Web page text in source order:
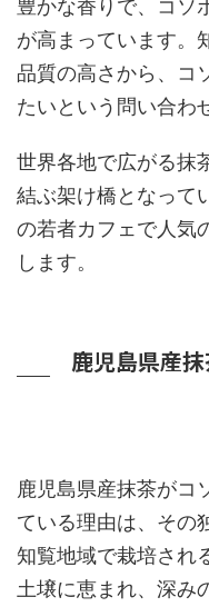
豊かな香りで、コソ
が高まっています。
品質の高さから、コ
たいという問い合わ
世界各地で広がる抹
結ぶ架け橋となって
の若者カフェで人気
します。
鹿児島県産
鹿児島県産抹茶がコ
ている理由は、その
知覧地域で栽培され
土壌に恵まれ、深み